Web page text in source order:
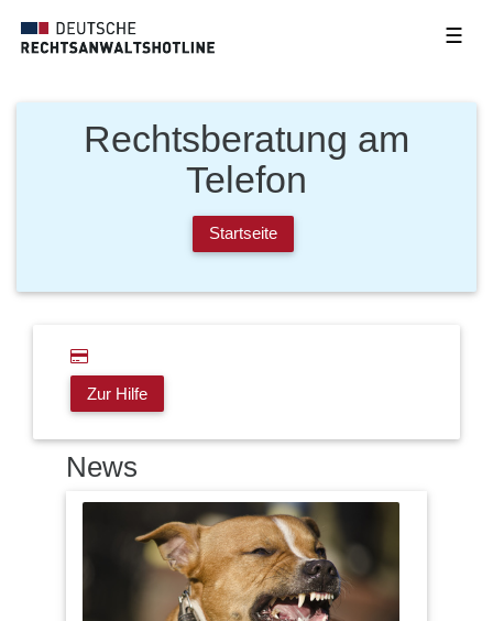
☰
Rechtsberatung am
Telefon
Startseite
Zur Hilfe
News